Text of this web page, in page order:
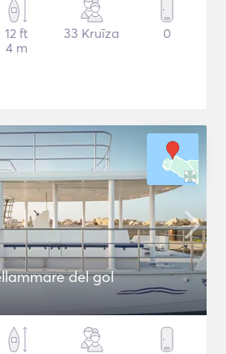
12 ft
4 m
33 Kruīza 0
del gol